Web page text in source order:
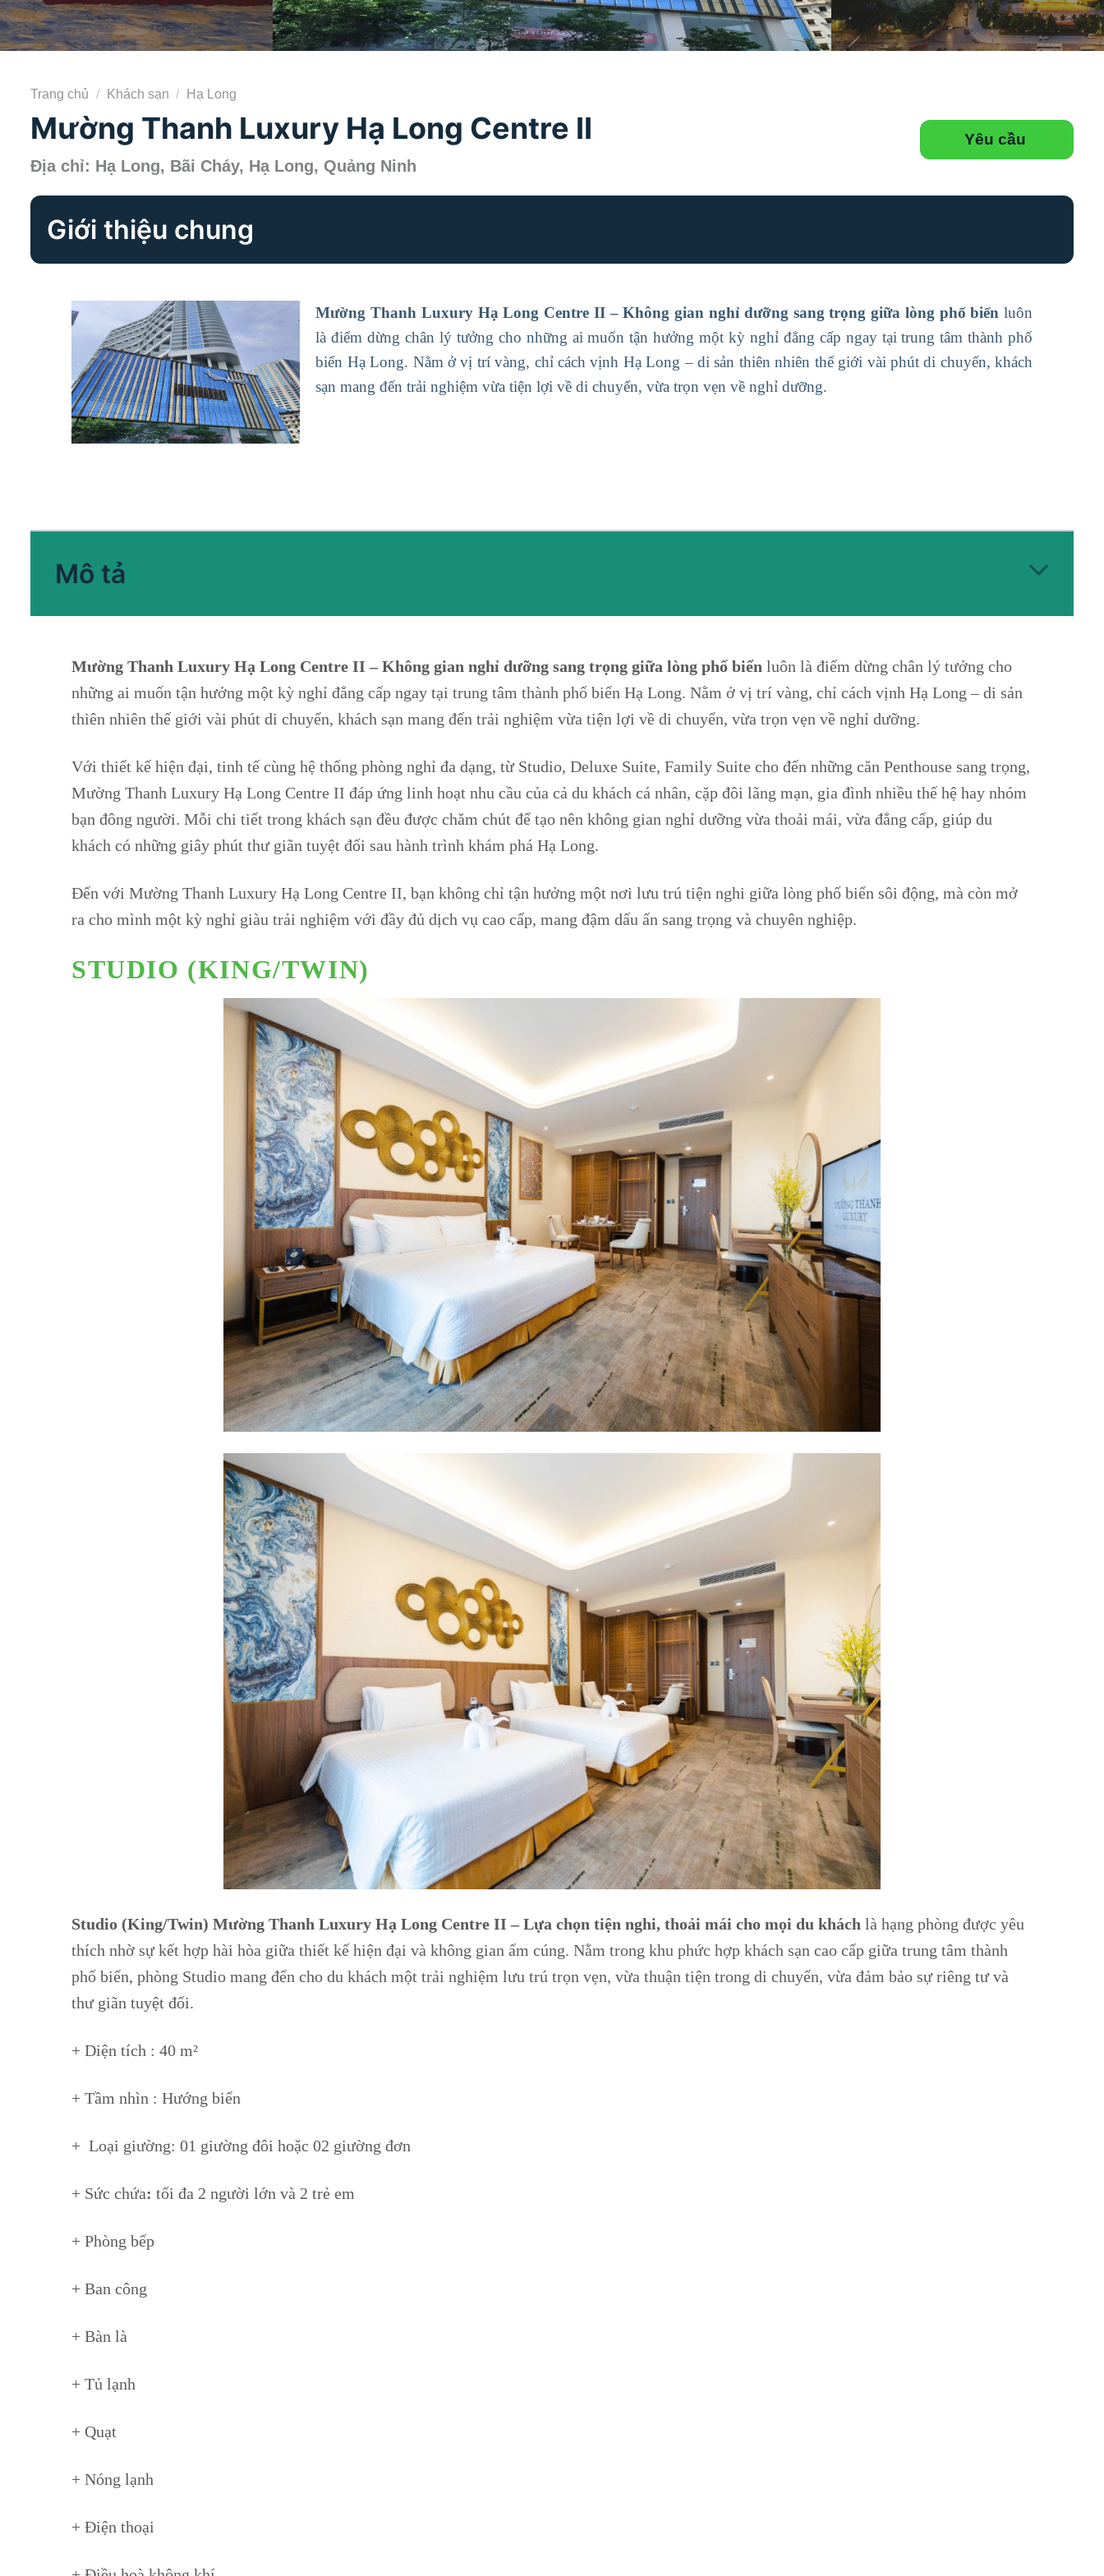
Trang chủ / Khách sạn / Hạ Long
Mường Thanh Luxury Hạ Long Centre II
Địa chỉ: Hạ Long, Bãi Cháy, Hạ Long, Quảng Ninh
Yêu cầu
Giới thiệu chung
Mường Thanh Luxury Hạ Long Centre II – Không gian nghỉ dưỡng sang trọng giữa lòng phố biển luôn
là điểm dừng chân lý tưởng cho những ai muốn tận hưởng một kỳ nghỉ đẳng cấp ngay tại trung tâm thành phố
biển Hạ Long. Nằm ở vị trí vàng, chỉ cách vịnh Hạ Long – di sản thiên nhiên thế giới vài phút di chuyển, khách
sạn mang đến trải nghiệm vừa tiện lợi về di chuyển, vừa trọn vẹn về nghỉ dưỡng.
Mô tả
Mường Thanh Luxury Hạ Long Centre II – Không gian nghỉ dưỡng sang trọng giữa lòng phố biển luôn là điểm dừng chân lý tưởng cho
những ai muốn tận hưởng một kỳ nghỉ đẳng cấp ngay tại trung tâm thành phố biển Hạ Long. Nằm ở vị trí vàng, chỉ cách vịnh Hạ Long – di sản
thiên nhiên thế giới vài phút di chuyển, khách sạn mang đến trải nghiệm vừa tiện lợi về di chuyển, vừa trọn vẹn về nghỉ dưỡng.
Với thiết kế hiện đại, tinh tế cùng hệ thống phòng nghỉ đa dạng, từ Studio, Deluxe Suite, Family Suite cho đến những căn Penthouse sang trọng,
Mường Thanh Luxury Hạ Long Centre II đáp ứng linh hoạt nhu cầu của cả du khách cá nhân, cặp đôi lãng mạn, gia đình nhiều thế hệ hay nhóm
bạn đông người. Mỗi chi tiết trong khách sạn đều được chăm chút để tạo nên không gian nghỉ dưỡng vừa thoải mái, vừa đẳng cấp, giúp du
khách có những giây phút thư giãn tuyệt đối sau hành trình khám phá Hạ Long.
Đến với Mường Thanh Luxury Hạ Long Centre II, bạn không chỉ tận hưởng một nơi lưu trú tiện nghi giữa lòng phố biển sôi động, mà còn mở
ra cho mình một kỳ nghỉ giàu trải nghiệm với đầy đủ dịch vụ cao cấp, mang đậm dấu ấn sang trọng và chuyên nghiệp.
STUDIO (KING/TWIN)
Studio (King/Twin) Mường Thanh Luxury Hạ Long Centre II – Lựa chọn tiện nghi, thoải mái cho mọi du khách là hạng phòng được yêu
thích nhờ sự kết hợp hài hòa giữa thiết kế hiện đại và không gian ấm cúng. Nằm trong khu phức hợp khách sạn cao cấp giữa trung tâm thành
phố biển, phòng Studio mang đến cho du khách một trải nghiệm lưu trú trọn vẹn, vừa thuận tiện trong di chuyển, vừa đảm bảo sự riêng tư và
thư giãn tuyệt đối.
+ Diện tích : 40 m²
+ Tầm nhìn : Hướng biển
+ Loại giường: 01 giường đôi hoặc 02 giường đơn
+ Sức chứa: tối đa 2 người lớn và 2 trẻ em
+ Phòng bếp
+ Ban công
+ Bàn là
+ Tủ lạnh
+ Quạt
+ Nóng lạnh
+ Điện thoại